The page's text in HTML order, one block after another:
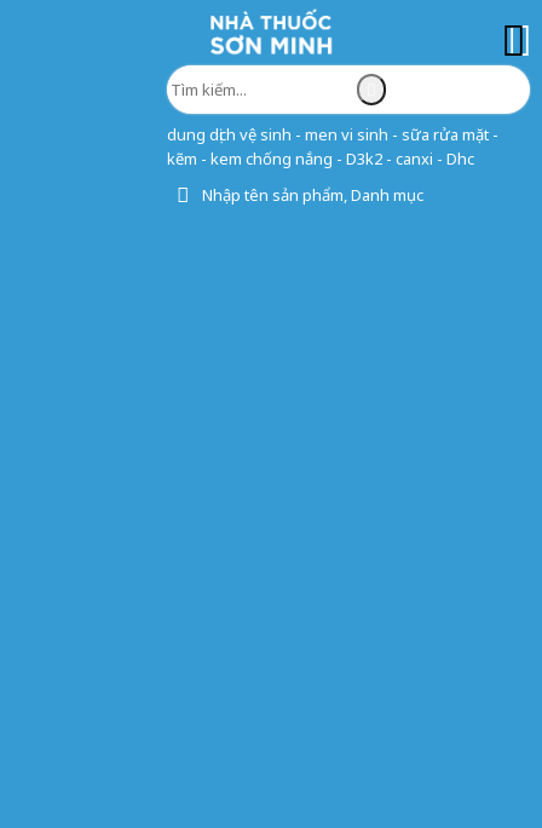
dung dịch vệ sinh - men vi sinh - sữa rửa mặt -
kẽm - kem chống nắng - D3k2 - canxi - Dhc
Nhập tên sản phẩm, Danh mục